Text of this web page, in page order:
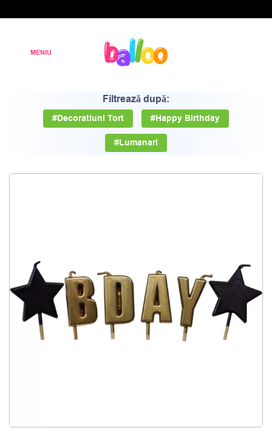
Filtrează după:
#Decoratiuni Tort
#Happy Birthday
#Lumanari